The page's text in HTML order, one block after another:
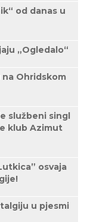
od danas u
„Ogledalo“
Ohridskom
službeni singl
klub Azimut
osvaja
u pjesmi